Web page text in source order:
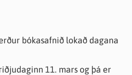
bókasafnið lokað dagana
11. mars og þá er